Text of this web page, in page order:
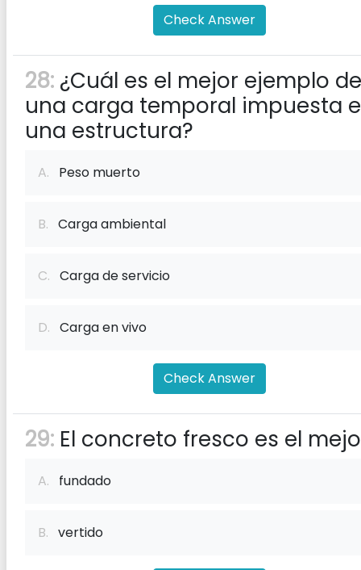
Check Answer
28: ¿Cuál es el mejor ejemplo de
una carga temporal impuesta
una estructura?
A. Peso muerto
B. Carga ambiental
C. Carga de servicio
D. Carga en vivo
Check Answer
29: El concreto fresco es el
A. fundado
B. vertido